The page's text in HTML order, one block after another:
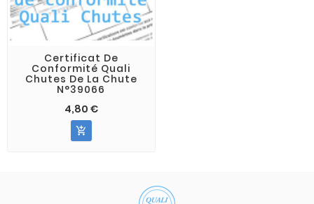
Certificat De
Conformité Quali
Chutes De La Chute
N°39066
4,80 €
